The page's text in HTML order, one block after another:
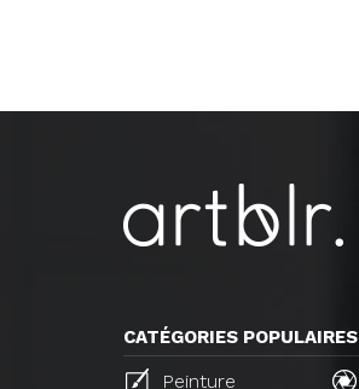
CATÉGORIES POPULAIRES
Peinture